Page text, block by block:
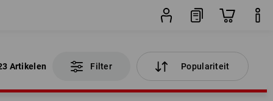
Artikelen Filter Populariteit
Artikelen Filter Populariteit